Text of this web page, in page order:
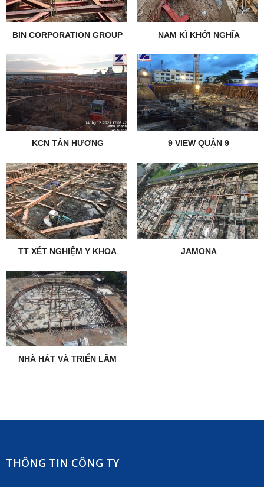
BIN CORPORATION GROUP NAM KÌ KHỞI NGHĨA
KCN TÂN HƯƠNG 9 VIEW QUẬN 9
TT XÉT NGHIỆM Y KHOA JAMONA
NHÀ HÁT VÀ TRIỂN LÃM
THÔNG TIN CÔNG TY